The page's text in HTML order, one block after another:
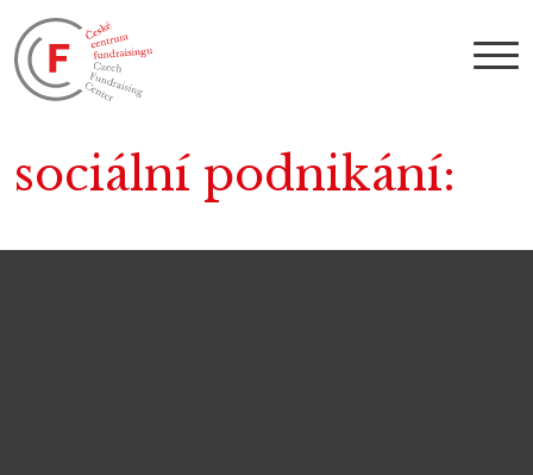
sociální podnikání